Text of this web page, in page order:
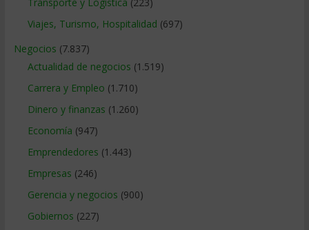
Viajes, Turismo, Hospitalidad (697)
Negocios (7.837)
Actualidad de negocios (1.519)
Carrera y Empleo (1.710)
Dinero y finanzas (1.260)
Economía (947)
Emprendedores (1.443)
Empresas (246)
Gerencia y negocios (900)
Gobiernos (227)